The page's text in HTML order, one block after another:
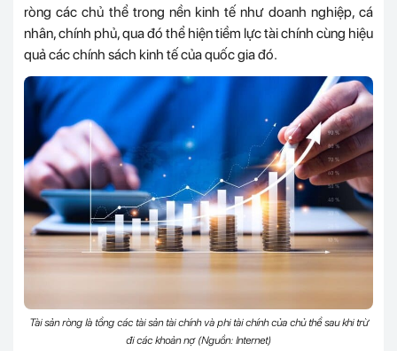
ròng các chủ thể trong nền kinh tế như doanh nghiệp, cá
nhân, chính phủ, qua đó thể hiện tiềm lực tài chính cùng hiệu
quả các chính sách kinh tế của quốc gia đó.
Tài sản ròng là tổng các tài sản tài chính và phi tài chính của chủ thể sau khi trừ
đi các khoản nợ (Nguồn: Internet)